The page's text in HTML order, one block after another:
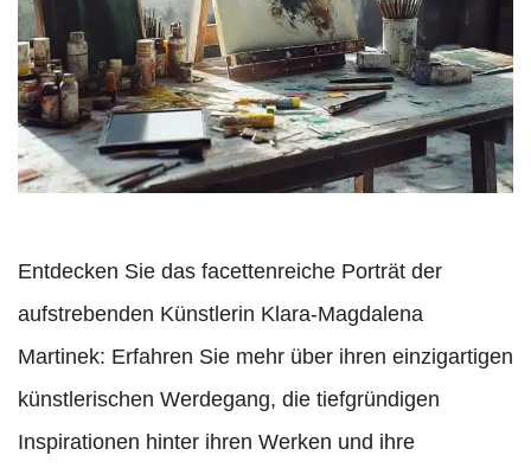
Entdecken Sie das facettenreiche Porträt der
aufstrebenden Künstlerin Klara-Magdalena
Martinek: Erfahren Sie mehr über ihren einzigartigen
künstlerischen Werdegang, die tiefgründigen
Inspirationen hinter ihren Werken und ihre